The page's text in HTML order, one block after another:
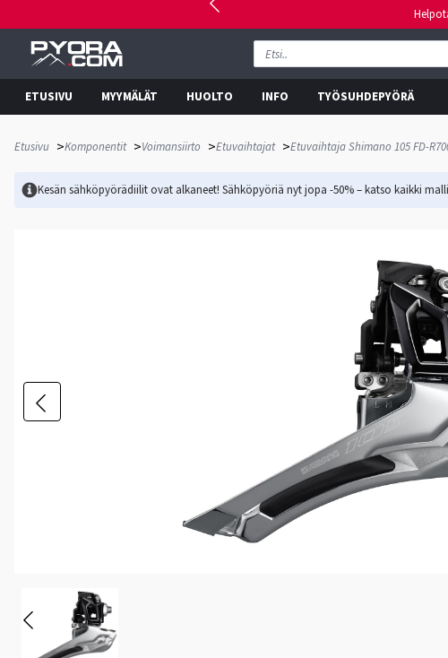
ETUSIVU MYYMÄLÄT HUOLTO INFO TYÖSUHDEPYÖRÄ
Etusivu >Komponentit >Voimansiirto >Etuvaihtajat >Etuvaihtaja Shimano 105 FD-
Kesän sähköpyörädiilit ovat alkaneet! Sähköpyöriä nyt jopa -50% – katso kaikki